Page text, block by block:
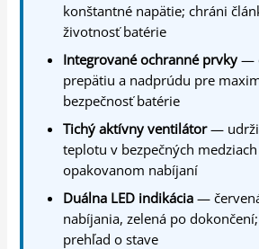
konštantné napätie; chráni
životnosť batérie
Integrované ochranné prvky —
prepätiu a nadprúdu pre
bezpečnosť batérie
Tichý aktívny ventilátor—
teplotu v bezpečných
opakovanom nabíjaní
Duálna LED indikácia —
nabíjania, zelená po
prehľad o stave